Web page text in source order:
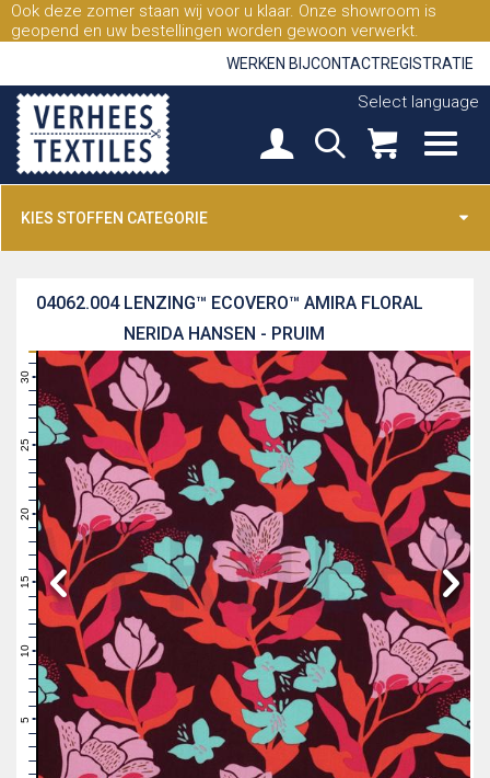
Ook deze zomer staan wij voor u klaar. Onze showroom is
geopend en uw bestellingen worden gewoon verwerkt.
WERKEN BIJCONTACTREGISTRATIE
Select language
KIES STOFFEN CATEGORIE
LENZING™ ECOVERO™ AMIRA FLORAL
NERIDA HANSEN - PRUIM
04062.004
6
7
9
10
11
13
15
16
18
19
20
21
23
26
27
28
29
31